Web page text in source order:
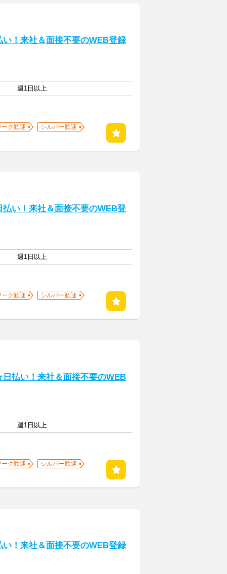
！来社＆面接不要のWEB登録
週1日以上
ク歓迎
シルバー歓迎
い！来社＆面接不要のWEB登
週1日以上
ク歓迎
シルバー歓迎
払い！来社＆面接不要のWEB
週1日以上
ク歓迎
シルバー歓迎
！来社＆面接不要のWEB登録